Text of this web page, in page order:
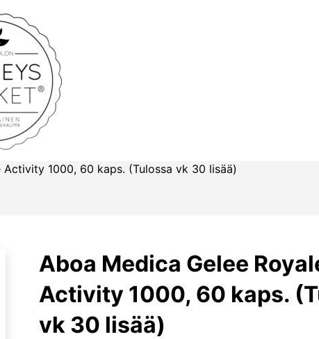
Activity 1000, 60 kaps. (Tulossa vk 30 lisää)
Aboa Medica Gelee
Activity 1000, 60 kaps.
vk 30 lisää)